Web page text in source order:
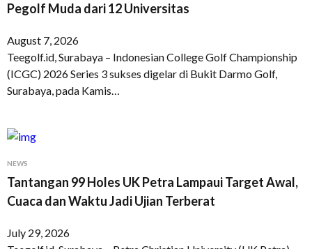
Pegolf Muda dari 12 Universitas
August 7, 2026
Teegolf.id, Surabaya – Indonesian College Golf Championship
(ICGC) 2026 Series 3 sukses digelar di Bukit Darmo Golf,
Surabaya, pada Kamis…
NEWS
Tantangan 99 Holes UK Petra Lampaui Target Awal,
Cuaca dan Waktu Jadi Ujian Terberat
July 29, 2026